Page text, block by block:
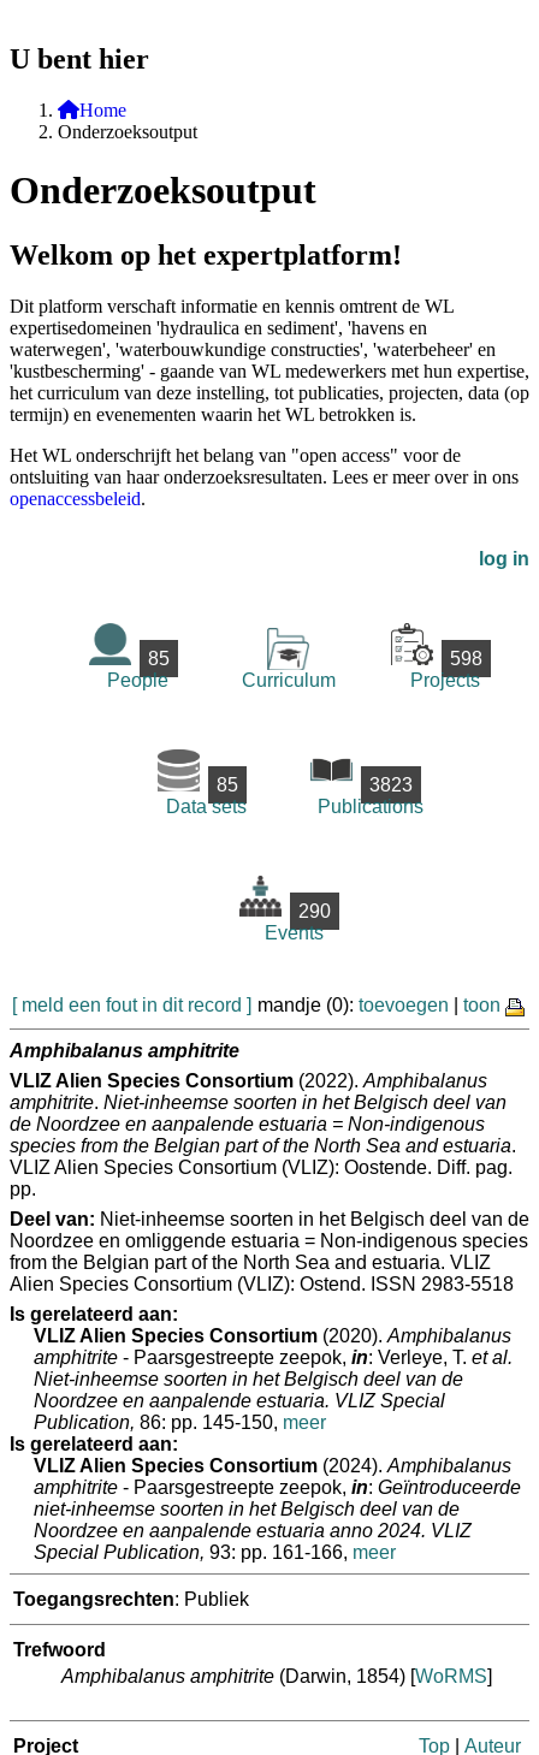
U bent hier
Home
Onderzoeksoutput
Onderzoeksoutput
Welkom op het expertplatform!
Dit platform verschaft informatie en kennis omtrent de WL
expertisedomeinen 'hydraulica en sediment', 'havens en
waterwegen', 'waterbouwkundige constructies', 'waterbeheer' en
'kustbescherming' - gaande van WL medewerkers met hun expertise,
het curriculum van deze instelling, tot publicaties, projecten, data (op
termijn) en evenementen waarin het WL betrokken is.
Het WL onderschrijft het belang van "open access" voor de
ontsluiting van haar onderzoeksresultaten. Lees er meer over in ons
openaccessbeleid.
log in
85
People
Curriculum
598
Projects
85
Data sets
3823
Publications
290
Events
[ meld een fout in dit record ] mandje (0): toevoegen toon
Amphibalanus amphitrite
VLIZ Alien Species Consortium (2022). Amphibalanus
amphitrite. Niet-inheemse soorten in het Belgisch deel van
de Noordzee en aanpalende estuaria = Non-indigenous
species from the Belgian part of the North Sea and estuaria.
VLIZ Alien Species Consortium (VLIZ): Oostende. Diff. pag.
pp.
Deel van: Niet-inheemse soorten in het Belgisch deel van de
Noordzee en omliggende estuaria = Non-indigenous species
from the Belgian part of the North Sea and estuaria. VLIZ
Alien Species Consortium (VLIZ): Ostend. ISSN 2983-5518
Is gerelateerd aan:
VLIZ Alien Species Consortium (2020). Amphibalanus
amphitrite - Paarsgestreepte zeepok, in: Verleye, T. et al.
Niet-inheemse soorten in het Belgisch deel van de
Noordzee en aanpalende estuaria. VLIZ Special
Publication, 86: pp. 145-150, meer
Is gerelateerd aan:
VLIZ Alien Species Consortium (2024). Amphibalanus
amphitrite - Paarsgestreepte zeepok, in: Geïntroduceerde
niet-inheemse soorten in het Belgisch deel van de
Noordzee en aanpalende estuaria anno 2024. VLIZ
Special Publication, 93: pp. 161-166, meer
Toegangsrechten: Publiek
Trefwoord
Amphibalanus amphitrite (Darwin, 1854) [WoRMS]
Project Top Auteur